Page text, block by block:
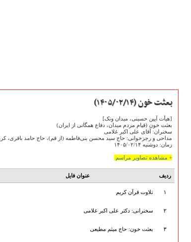
بعثت خون (۱۴۰۵/۰۲/۱۴)
[هیأت آیین حسینی، میدان ونک]
بعثت خون (قیام مردم میدان، دفاع همگانی از ایران)
سخنران: آقای علی اکبر غلامی
مداحی و رجزخوانی: حاج سید محسن بنی‌فاطمه (از قم)، حاج حامد باقری،
زمان: دوشنبه ۱۴۰۵/۰۲/۱۴
+ مشاهده تصاویر مراسم
ردیف عنوان فایل
۱ تلاوت قرآن کریم
۲ سخنرانی: دکتر علی اکبر غلامی
۳ بعثت خون: حاج میثم مطیعی